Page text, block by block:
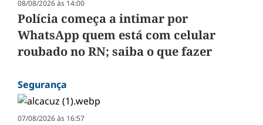
08/08/2026 às 14:00
Polícia começa a intimar por
WhatsApp quem está com celular
roubado no RN; saiba o que fazer
Segurança
07/08/2026 às 16:57